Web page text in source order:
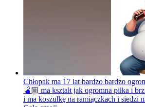
Chłopak ma 17 lat bardzo bardzo
🫄🏼 ma kształt jak ogromna piłka i
i ma koszulkę na ramiączkach i siedzi